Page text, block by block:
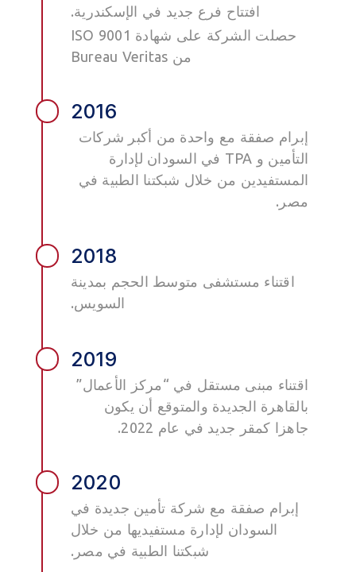
افتتاح فرع جديد في الإسكندرية.
حصلت الشركة على شهادة ISO 9001
من Bureau Veritas
2016
إبرام صفقة مع واحدة من أكبر شركات
التأمين و TPA في السودان لإدارة
المستفيدين من خلال شبكتنا الطبية في
مصر.
2018
اقتناء مستشفى متوسط الحجم بمدينة
السويس.
2019
اقتناء مبنى مستقل في “مركز الأعمال”
بالقاهرة الجديدة والمتوقع أن يكون
جاهزا كمقر جديد في عام 2022.
2020
إبرام صفقة مع شركة تأمين جديدة في
السودان لإدارة مستفيديها من خلال
شبكتنا الطبية في مصر.